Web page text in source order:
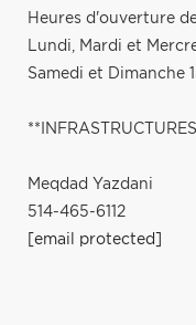
Heures d'ouverture
Lundi, Mardi et
Samedi et Dimanche
Meqdad Yazdani
514-465-6112
[email protected]